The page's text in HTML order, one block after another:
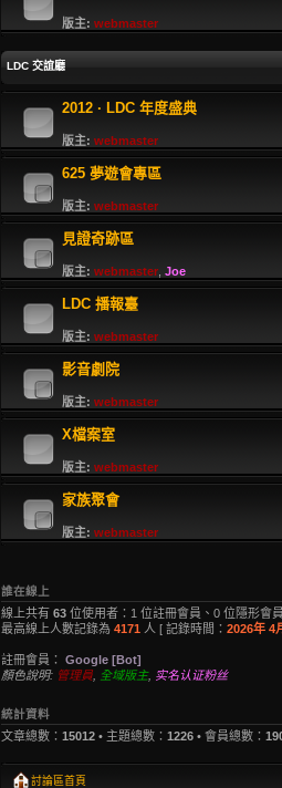
版主: webmaster
LDC 交誼廳
2012 · LDC 年度盛典
版主: webmaster
625 夢遊會專區
版主: webmaster
見證奇跡區
版主: webmaster Joe
LDC 播報臺
版主: webmaster
影音劇院
版主: webmaster
X檔案室
版主: webmaster
家族聚會
版主: webmaster
誰在線上
線上共有 63 位使用者：1 位註冊會員、0 位隱形會
最高線上人數記錄為 4171 人 [ 記錄時間： 2026年 4
註冊會員： Google [Bot]
顏色說明: 管理員 全域版主, 实名认证粉丝
統計資料
文章總數： 15012 • 主題總數： 1226 • 會員總數：
討論區首頁